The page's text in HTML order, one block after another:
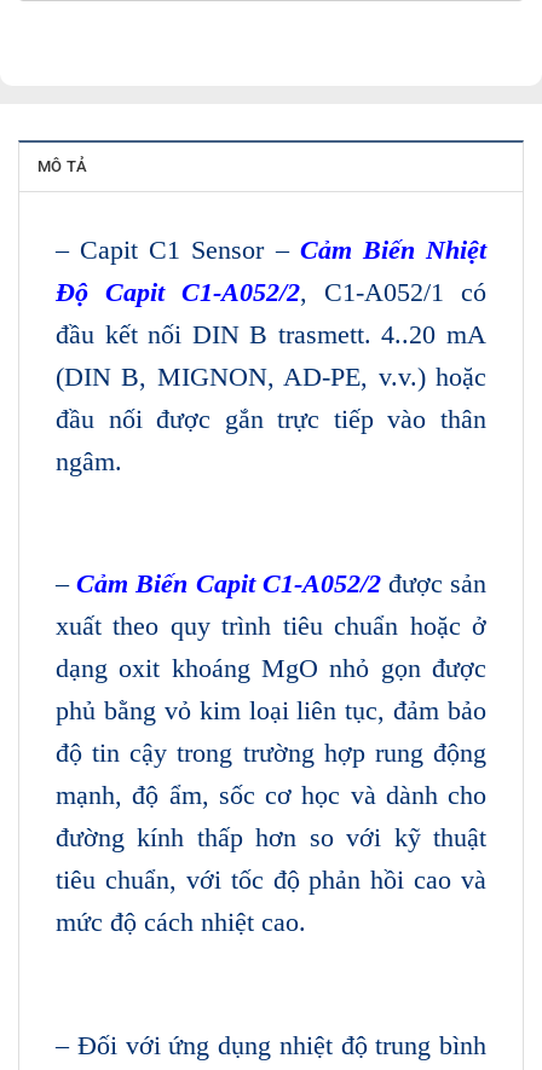
MÔ TẢ
– Capit C1 Sensor – Cảm Biến Nhiệt
Độ Capit C1-A052/2, C1-A052/1 có
đầu kết nối DIN B trasmett. 4..20 mA
(DIN B, MIGNON, AD-PE, v.v.) hoặc
đầu nối được gắn trực tiếp vào thân
ngâm.
–Cảm Biến Capit C1-A052/2được sản
xuất theo quy trình tiêu chuẩn hoặc ở
dạng oxit khoáng MgO nhỏ gọn được
phủ bằng vỏ kim loại liên tục, đảm bảo
độ tin cậy trong trường hợp rung động
mạnh, độ ẩm, sốc cơ học và dành cho
đường kính thấp hơn so với kỹ thuật
tiêu chuẩn, với tốc độ phản hồi cao và
mức độ cách nhiệt cao.
– Đối với ứng dụng nhiệt độ trung bình